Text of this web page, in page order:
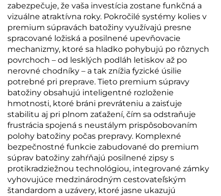
zabezpečuje, že vaša investícia zostane funkčná a
vizuálne atraktívna roky. Pokročilé systémy kolies v
premium súpravách batožiny využívajú presne
spracované ložiská a posilnené upevňovacie
mechanizmy, ktoré sa hladko pohybujú po rôznych
povrchoch – od lesklých podláh letiskov až po
nerovné chodníky – a tak znížia fyzické úsilie
potrebné pri preprave. Tieto premium súpravy
batožiny obsahujú inteligentné rozloženie
hmotnosti, ktoré bráni prevráteniu a zaisťuje
stabilitu aj pri plnom zaťažení, čím sa odstraňuje
frustrácia spojená s neustálym prispôsobovaním
polohy batožiny počas prepravy. Komplexné
bezpečnostné funkcie zabudované do premium
súprav batožiny zahŕňajú posilnené zipsy s
protikradziežnou technológiou, integrované zámky
vyhovujúce medzinárodným cestovateľským
štandardom a uzávery, ktoré jasne ukazujú